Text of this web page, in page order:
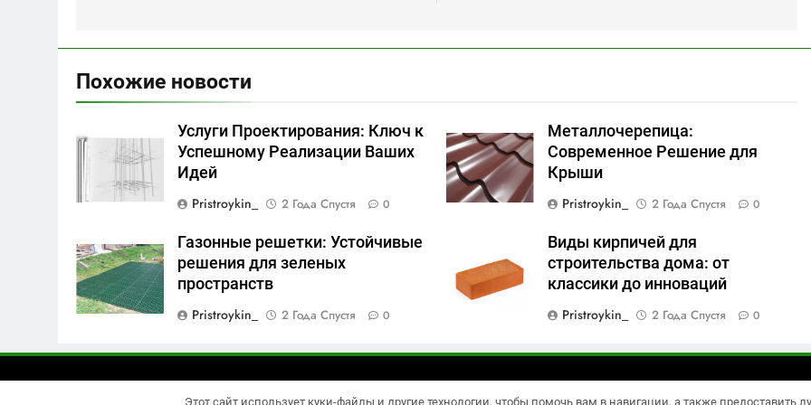
Похожие новости
Услуги Проектирования: Ключ к
Успешному Реализации Ваших
Идей
Pristroykin_
2 Года Спустя 0
Металлочерепица:
Современное Решение для
Крыши
Pristroykin_
2 Года Спустя 0
Газонные решетки: Устойчивые
решения для зеленых
пространств
Pristroykin_
2 Года Спустя 0
Виды кирпичей для
строительства дома: от
классики до инноваций
Pristroykin_
2 Года Спустя 0
Этот сайт использует куки-файлы и другие технологии, чтобы помочь вам в навигации, а также предоставить